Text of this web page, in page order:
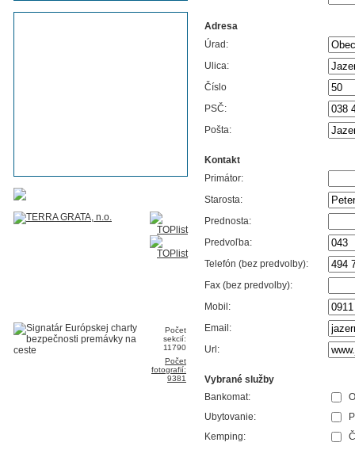
Počet
sekcií:
11790
Počet
fotografií:
9381
Adresa
Úrad:
Ulica:
Číslo
PSČ:
Pošta:
Kontakt
Primátor:
Starosta:
Prednosta:
Predvoľba:
Telefón (bez predvolby):
Fax (bez predvolby):
Mobil:
Email:
Url:
Vybrané služby
Bankomat:
Ubytovanie:
Kemping: